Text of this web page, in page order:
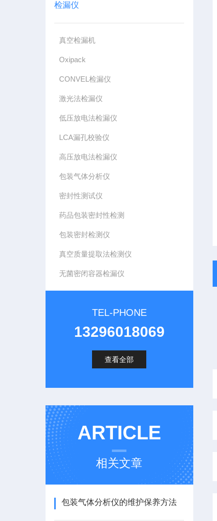
检漏仪
真空检漏机
Oxipack
CONVEL检漏仪
激光法检漏仪
低压放电法检漏仪
LCA漏孔校验仪
高压放电法检漏仪
包装气体分析仪
密封性测试仪
药品包装密封性检测
包装密封检测仪
真空质量提取法检测仪
无菌密闭容器检漏仪
TEL-PHONE
13296018069
查看全部
ARTICLE
相关文章
包装气体分析仪的维护保养方法